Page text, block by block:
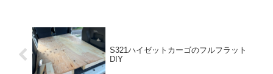
S321ハイゼットカーゴのフルフラット
DIY